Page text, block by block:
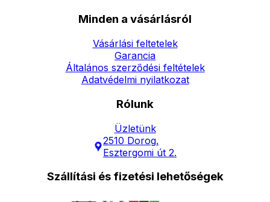
Minden a vásárlásról
Vásárlási feltetelek
Garancia
Általános szerződési feltételek
Adatvédelmi nyilatkozat
Rólunk
Üzletünk
2510 Dorog,
Esztergomi út 2.
Szállítási és fizetési lehetőségek